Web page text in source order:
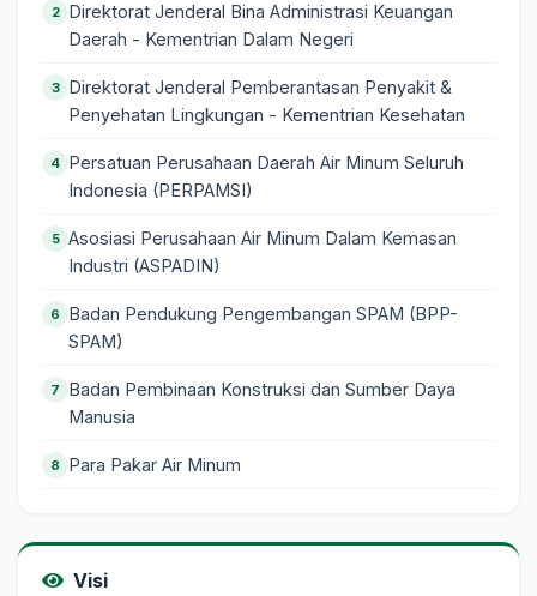
2
Direktorat Jenderal Bina Administrasi Keuangan
Daerah - Kementrian Dalam Negeri
3
Direktorat Jenderal Pemberantasan Penyakit &
Penyehatan Lingkungan - Kementrian Kesehatan
4 Persatuan Perusahaan Daerah Air Minum Seluruh
Indonesia (PERPAMSI)
5 Asosiasi Perusahaan Air Minum Dalam Kemasan
Industri (ASPADIN)
6
Badan Pendukung Pengembangan SPAM (BPP-
SPAM)
7
Badan Pembinaan Konstruksi dan Sumber Daya
Manusia
8 Para Pakar Air Minum
Visi